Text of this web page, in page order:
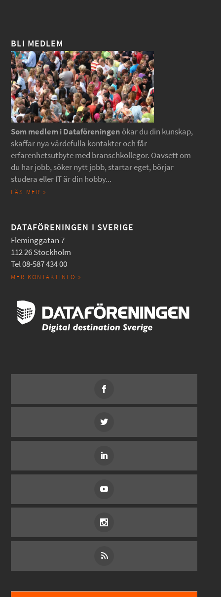
BLI MEDLEM
Som medlem i Dataföreningen ökar du din kunskap,
skaffar nya värdefulla kontakter och får
erfarenhetsutbyte med branschkollegor. Oavsett om
du har jobb, söker nytt jobb, startar eget, börjar
studera eller IT är din hobby...
LÄS MER »
DATAFÖRENINGEN I SVERIGE
Fleminggatan 7
112 26 Stockholm
Tel 08-587 434 00
MER KONTAKTINFO »